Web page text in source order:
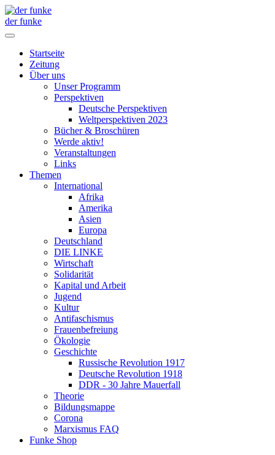
der funke
Startseite
Zeitung
Über uns
Unser Programm
Perspektiven
Deutsche Perspektiven
Weltperspektiven 2023
Bücher & Broschüren
Werde aktiv!
Veranstaltungen
Links
Themen
International
Afrika
Amerika
Asien
Europa
Deutschland
DIE LINKE
Wirtschaft
Solidarität
Kapital und Arbeit
Jugend
Kultur
Antifaschismus
Frauenbefreiung
Ökologie
Geschichte
Russische Revolution 1917
Deutsche Revolution 1918
DDR - 30 Jahre Mauerfall
Theorie
Bildungsmappe
Corona
Marxismus FAQ
Funke Shop